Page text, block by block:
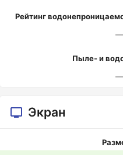
Рейтинг
—
Пыле- и
—
Экран